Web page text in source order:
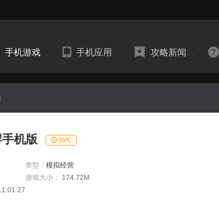
手机游戏 手机应用 攻略新闻
机版 35℃
类型： 模拟经营
游戏大小：
174.72M